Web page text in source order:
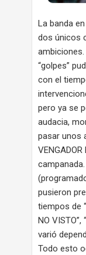
La banda
dos únicos
“golpes”
con el
pero ya se
audacia,
pasar unos
pusieron
tiempos de
NO
varió
Todo esto